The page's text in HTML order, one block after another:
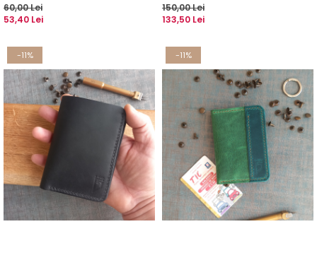
60,00 Lei
53,40 Lei
150,00 Lei
133,50 Lei
-11% -11%